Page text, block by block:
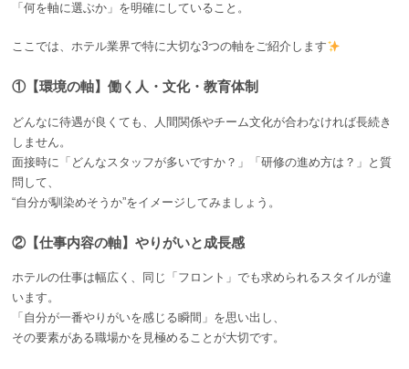
「何を軸に選ぶか」を明確にしていること。
ここでは、ホテル業界で特に大切な3つの軸をご紹介します
①【環境の軸】働く人・文化・教育体制
どんなに待遇が良くても、人間関係やチーム文化が合わなければ長続き
しません。
面接時に「どんなスタッフが多いですか？」「研修の進め方は？」と質
問して、
“自分が馴染めそうか”をイメージしてみましょう。
②【仕事内容の軸】やりがいと成長感
ホテルの仕事は幅広く、同じ「フロント」でも求められるスタイルが違
います。
「自分が一番やりがいを感じる瞬間」を思い出し、
その要素がある職場かを見極めることが大切です。